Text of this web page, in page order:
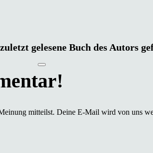
gelesene Buch des Autors
mitteilst. Deine E-Mail wird von uns